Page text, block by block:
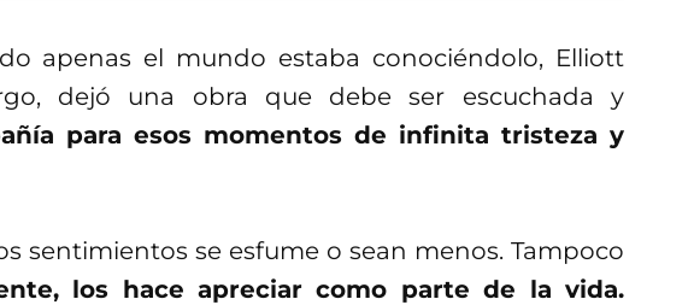
apenas el mundo estaba conociéndolo, Elliott
dejó una obra que debe ser escuchada y
para esos momentos de infinita tristeza y
sentimientos se esfume o sean menos. Tampoco
los hace apreciar como parte de la vida.